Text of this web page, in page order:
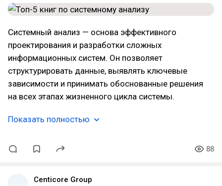
Системный анализ — основа эффективного
проектирования и разработки сложных
информационных систем. Он позволяет
структурировать данные, выявлять ключевые
зависимости и принимать обоснованные решения
на всех этапах жизненного цикла системы.
Показать полностью
88
Centicore Group